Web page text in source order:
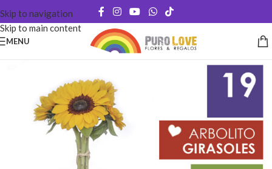
Skip to navigation
Skip to main content
MENU